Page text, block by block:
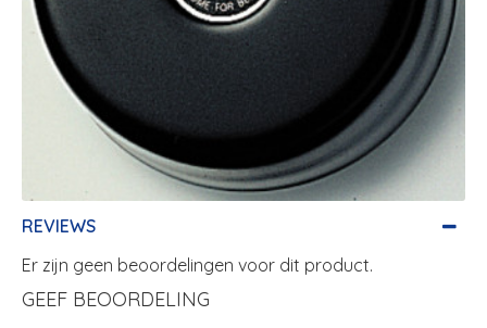
REVIEWS
Er zijn geen beoordelingen voor dit product.
GEEF BEOORDELING